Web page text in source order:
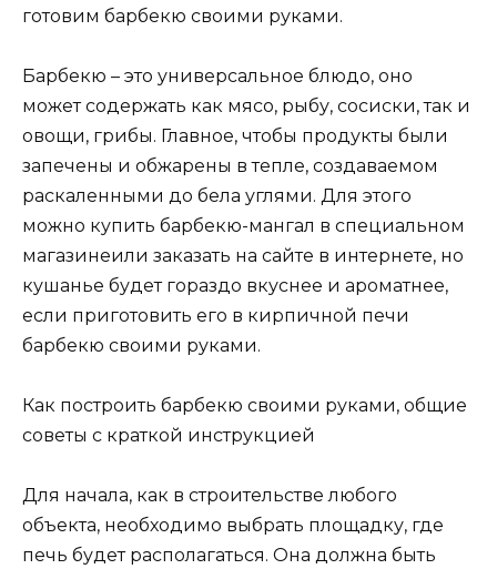
готовим барбекю своими руками.
Барбекю – это универсальное блюдо, оно
может содержать как мясо, рыбу, сосиски, так и
овощи, грибы. Главное, чтобы продукты были
запечены и обжарены в тепле, создаваемом
раскаленными до бела углями. Для этого
можно купить барбекю-мангал в специальном
магазинеили заказать на сайте в интернете, но
кушанье будет гораздо вкуснее и ароматнее,
если приготовить его в кирпичной печи
барбекю своими руками.
Как построить барбекю своими руками, общие
советы с краткой инструкцией
Для начала, как в строительстве любого
объекта, необходимо выбрать площадку, где
печь будет располагаться. Она должна быть